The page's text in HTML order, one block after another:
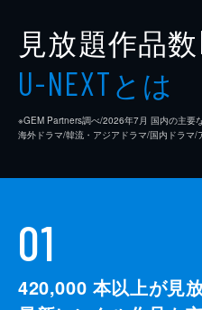
見放題作品数
U-NEXTとは
※GEM Partners調べ/2026年7⽉ 国内の主要
海外ドラマ/韓流・アジアドラマ/国内ドラマ/
01
420,000 本以上が見